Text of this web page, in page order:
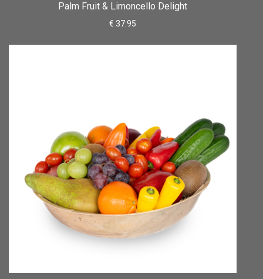
Palm Fruit & Limoncello Delight
€ 37.95